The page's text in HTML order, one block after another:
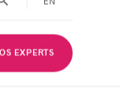
EXPERTS